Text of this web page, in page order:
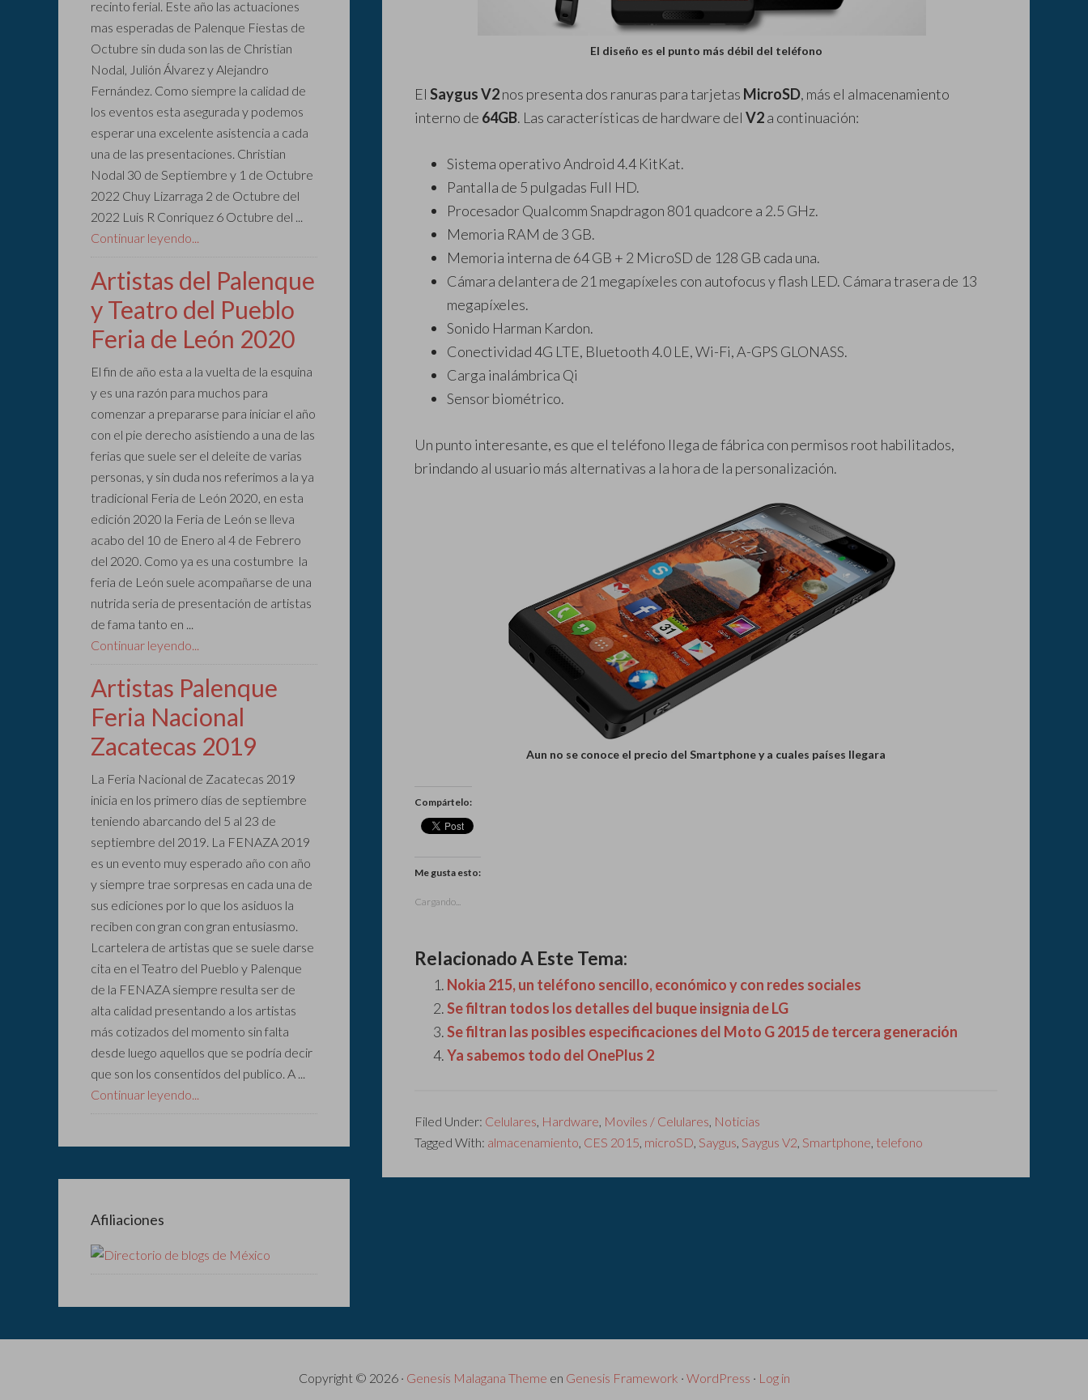
El diseño es el punto más débil del teléfono
El Saygus V2nos presenta dos ranuras para tarjetas MicroSD, más el almacenamiento
interno de 64GB. Las características de hardware del V2a continuación:
Sistema operativo Android 4.4 KitKat.
Pantalla de 5 pulgadas Full HD.
Procesador Qualcomm Snapdragon 801 quadcore a 2.5 GHz.
Memoria RAM de 3 GB.
Memoria interna de 64 GB + 2 MicroSD de 128 GB cada una.
Cámara delantera de 21 megapíxeles con autofocus y flash LED. Cámara trasera de 13
megapíxeles.
Sonido Harman Kardon.
Conectividad 4G LTE, Bluetooth 4.0 LE, Wi-Fi, A-GPS GLONASS.
Carga inalámbrica Qi
Sensor biométrico.
Un punto interesante, es que el teléfono llega de fábrica con permisos root habilitados,
brindando al usuario más alternativas a la hora de la personalización.
Aun no se conoce el precio del Smartphone y a cuales países llegara
Compártelo:
Me gusta esto:
Cargando...
Relacionado A Este Tema:
Nokia 215, un teléfono sencillo, económico y con redes sociales
Se filtran todos los detalles del buque insignia de LG
Se filtran las posibles especificaciones del Moto G 2015 de tercera generación
Ya sabemos todo del OnePlus 2
Filed Under: Celulares, Hardware, Moviles / Celulares, Noticias
Tagged With: almacenamiento, CES 2015, microSD, Saygus, Saygus V2, Smartphone, telefono
recinto ferial. Este año las actuaciones
mas esperadas de Palenque Fiestas de
Octubre sin duda son las de Christian
Nodal, Julión Álvarez y Alejandro
Fernández. Como siempre la calidad de
los eventos esta asegurada y podemos
esperar una excelente asistencia a cada
una de las presentaciones. Christian
Nodal 30 de Septiembre y 1 de Octubre
2022 Chuy Lizarraga 2 de Octubre del
2022 Luis R Conriquez 6 Octubre del ...
Continuar leyendo...
Artistas del Palenque
y Teatro del Pueblo
Feria de León 2020
El fin de año esta a la vuelta de la esquina
y es una razón para muchos para
comenzar a prepararse para iniciar el año
con el pie derecho asistiendo a una de las
ferias que suele ser el deleite de varias
personas, y sin duda nos referimos a la ya
tradicional Feria de León 2020, en esta
edición 2020 la Feria de León se lleva
acabo del 10 de Enero al 4 de Febrero
del 2020. Como ya es una costumbre la
feria de León suele acompañarse de una
nutrida seria de presentación de artistas
de fama tanto en ...
Continuar leyendo...
Artistas Palenque
Feria Nacional
Zacatecas 2019
La Feria Nacional de Zacatecas 2019
inicia en los primero días de septiembre
teniendo abarcando del 5 al 23 de
septiembre del 2019. La FENAZA 2019
es un evento muy esperado año con año
y siempre trae sorpresas en cada una de
sus ediciones por lo que los asiduos la
reciben con gran con gran entusiasmo.
Lcartelera de artistas que se suele darse
cita en el Teatro del Pueblo y Palenque
de la FENAZA siempre resulta ser de
alta calidad presentando a los artistas
más cotizados del momento sin falta
desde luego aquellos que se podría decir
que son los consentidos del publico. A ...
Continuar leyendo...
Afiliaciones
Copyright © 2026 · Genesis Malagana Theme en Genesis Framework · WordPress · Log in